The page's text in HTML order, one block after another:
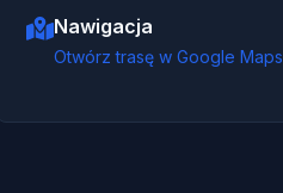
Nawigacja
Otwórz trasę w Google Maps